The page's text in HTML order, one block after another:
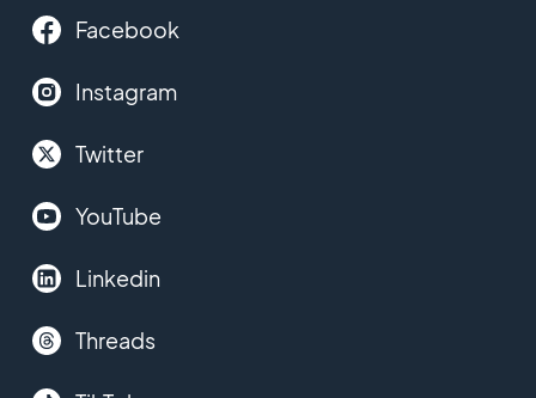
Facebook
Instagram
Twitter
YouTube
Linkedin
Threads